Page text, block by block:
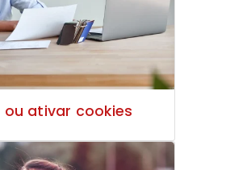
ativar cookies